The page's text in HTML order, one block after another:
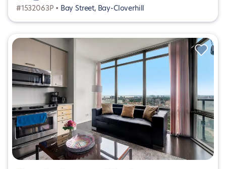
#1532063P • Bay Street, Bay-Cloverhill